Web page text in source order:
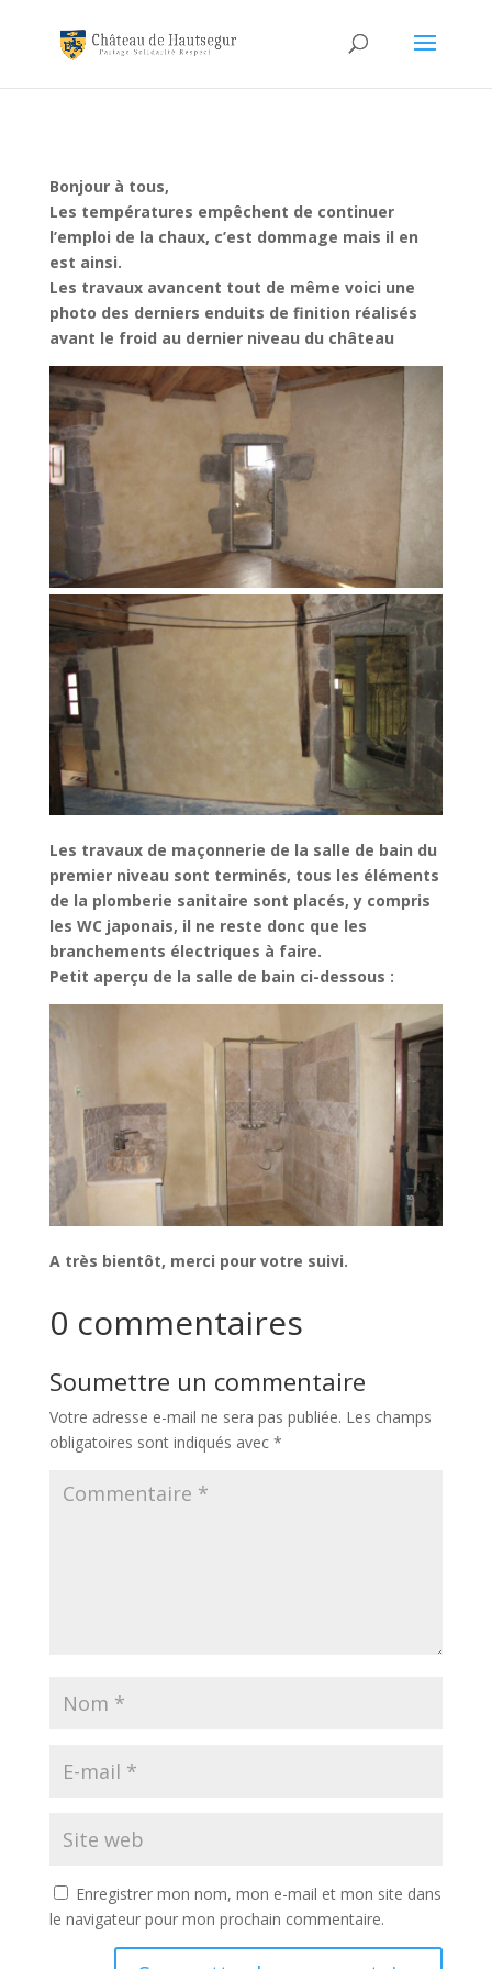
Bonjour à tous,
Les températures empêchent de continuer
l’emploi de la chaux, c’est dommage mais il en
est ainsi.
Les travaux avancent tout de même voici une
photo des derniers enduits de finition réalisés
avant le froid au dernier niveau du château
Les travaux de maçonnerie de la salle de bain du
premier niveau sont terminés, tous les éléments
de la plomberie sanitaire sont placés, y compris
les WC japonais, il ne reste donc que les
branchements électriques à faire.
Petit aperçu de la salle de bain ci-dessous :
A très bientôt, merci pour votre suivi.
0 commentaires
Soumettre un commentaire
Votre adresse e-mail ne sera pas publiée. Les champs
obligatoires sont indiqués avec *
Enregistrer mon nom, mon e-mail et mon site dans
le navigateur pour mon prochain commentaire.